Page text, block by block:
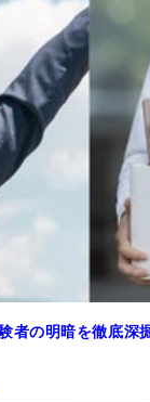
者の明暗を徹底深